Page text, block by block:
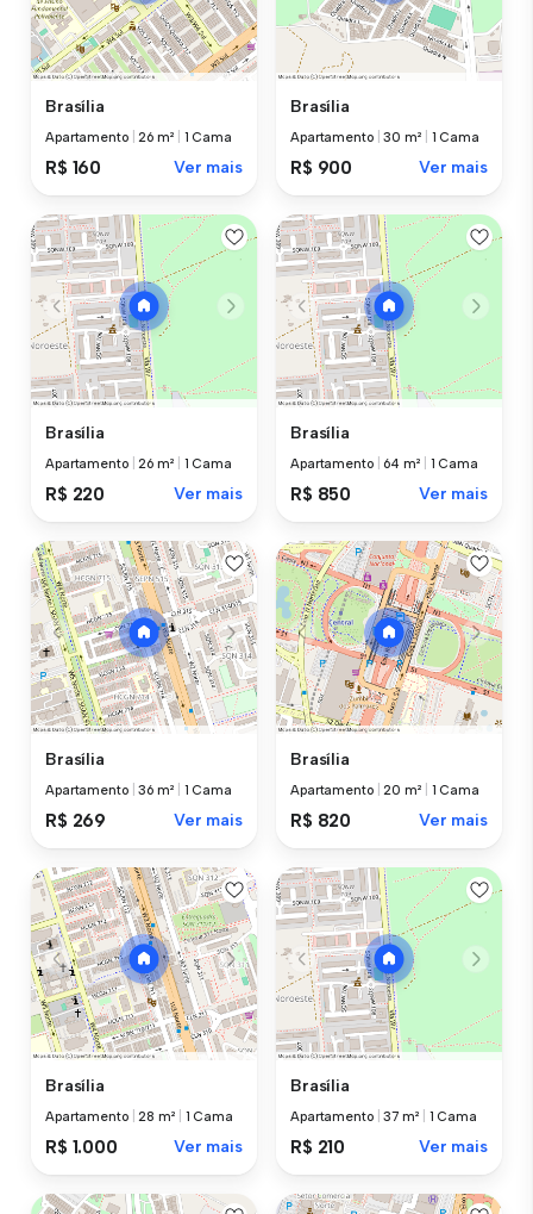
Brasília
Apartamento |26 m² 1 Cama
R$ 160 Ver mais
Brasília
Apartamento |30 m² 1 Cama
R$ 900 Ver mais
Brasília
Apartamento |26 m² 1 Cama
R$ 220 Ver mais
Brasília
Apartamento 64 m² 1 Cama
R$ 850 Ver mais
Brasília
Apartamento |36 m² 1 Cama
R$ 269 Ver mais
Brasília
Apartamento |20 m² 1 Cama
R$ 820 Ver mais
Brasília
Apartamento |28 m² 1 Cama
R$ 1.000 Ver mais
Brasília
Apartamento |37 m² 1 Cama
R$ 210 Ver mais